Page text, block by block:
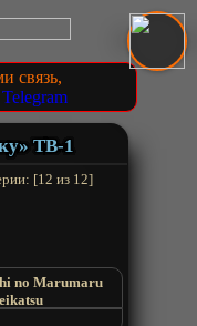
связь,
Telegram
ТВ-1
[12 из 12]
no Marumaru